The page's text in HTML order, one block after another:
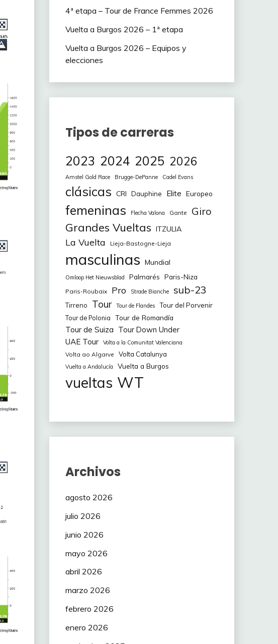
4ª etapa – Tour de France Femmes 2026
Vuelta a Burgos 2026 – 1ª etapa
Vuelta a Burgos 2026 – Equipos y
elecciones
Tipos de carreras
2023 2024 2025 2026
Amstel Gold Race Brugge-DePanne Cadel Evans
clásicas CRI Dauphine Elite Europeo
femeninas Flecha Valona Gante Giro
Grandes Vueltas ITZULIA
La Vuelta Lieja-Bastogne-Lieja
masculinas Mundial
Omloop Het Nieuwsblad Palmarés Paris-Niza
Paris-Roubaix Pro Strade Bianche sub-23
Tirreno Tour Tour de Flandes Tour del Porvenir
Tour de Polonia Tour de Romandía
Tour de Suiza Tour Down Under
UAE Tour
Volta a la Comunitat Valenciana
Volta ao Algarve Volta Catalunya
Vuelta a Andalucía Vuelta a Burgos
vueltas WT
Archivos
agosto 2026
julio 2026
junio 2026
mayo 2026
abril 2026
marzo 2026
febrero 2026
enero 2026